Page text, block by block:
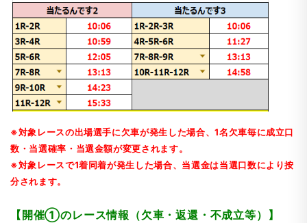
※対象レースの出場選手に欠車が発生した場合、1名欠車毎に成立口
数・当選確率・当選金額が変更されます。
※対象レースで1着同着が発生した場合、当選金は当選口数により按
分されます。
【開催①のレース情報（欠車・返還・不成立等）】